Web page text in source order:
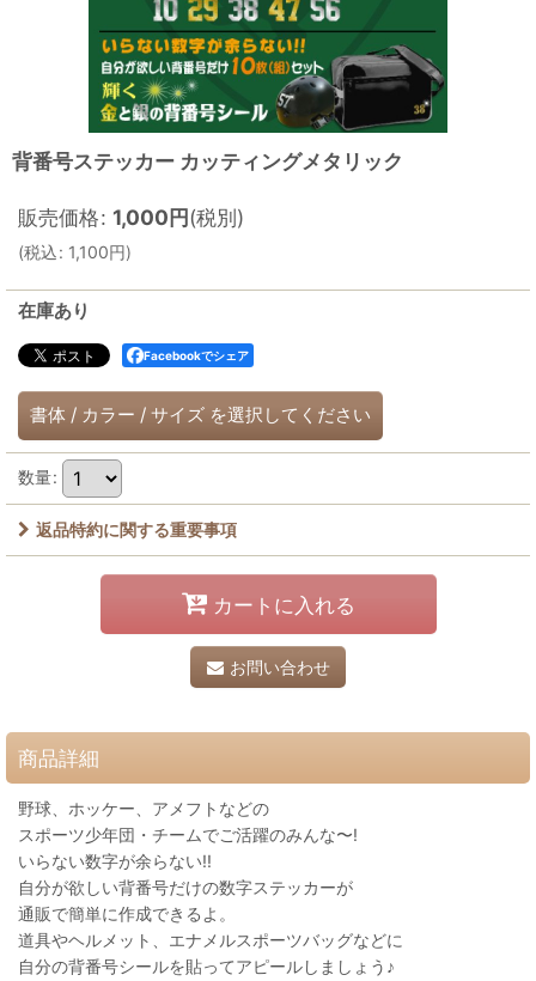
背番号ステッカー カッティングメタリック
販売価格: 1,000円(税別)
(税込: 1,100円)
在庫あり
Facebookでシェア
書体 / カラー / サイズ を選択してください
数量:
返品特約に関する重要事項
カートに入れる
お問い合わせ
商品詳細
野球、ホッケー、アメフトなどの
スポーツ少年団・チームでご活躍のみんな〜!
いらない数字が余らない!!
自分が欲しい背番号だけの数字ステッカーが
通販で簡単に作成できるよ。
道具やヘルメット、エナメルスポーツバッグなどに
自分の背番号シールを貼ってアピールしましょう♪